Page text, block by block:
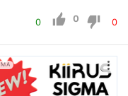
0 0 0